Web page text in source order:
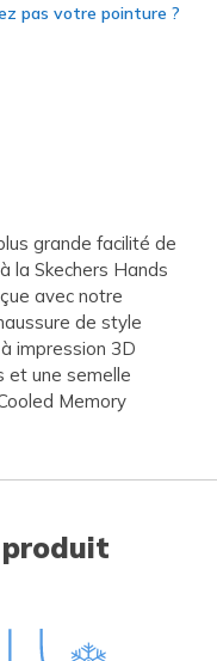
pas votre pointure ?
grande facilité de
la Skechers Hands
avec notre
de style
impression 3D
et une semelle
Memory